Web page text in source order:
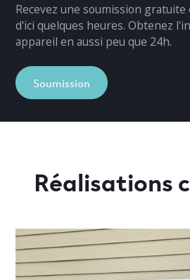
Recevez une soumission
d'ici quelques heures. Obtenez
appareil en aussi peu que 24h.
Soumission
Réalisations